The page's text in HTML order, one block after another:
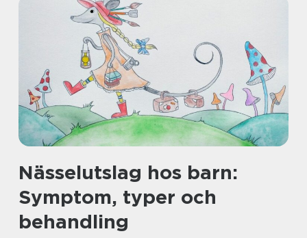
Nässelutslag hos barn:
Symptom, typer och
behandling